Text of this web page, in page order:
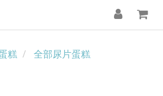
糕 全部尿片蛋糕